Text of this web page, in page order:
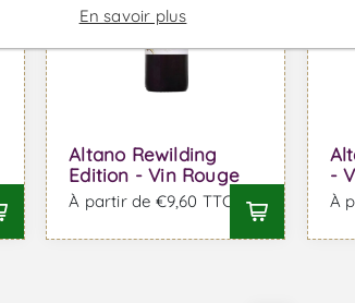
Altano Rewilding
Edition - Vin Rouge
À partir de €9,60 TTC
-
À
En savoir plus